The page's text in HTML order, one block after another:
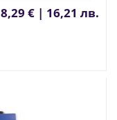
8,29 € | 16,21 лв.